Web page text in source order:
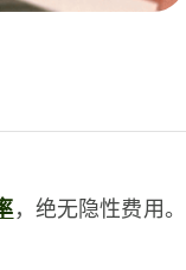
，绝无隐性费用。